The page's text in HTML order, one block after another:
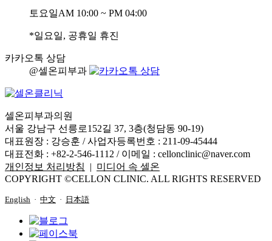
토요일AM 10:00 ~ PM 04:00
*일요일, 공휴일 휴진
카카오톡 상담
@셀온피부과
셀온피부과의원
서울 강남구 선릉로152길 37, 3층(청담동 90-19)
대표원장 : 강승훈 / 사업자등록번호 : 211-09-45444
대표전화 : +82-2-546-1112 / 이메일 : cellonclinic@naver.com
개인정보 처리방침
| 미디어 속 셀온
COPYRIGHT ©CELLON CLINIC. ALL RIGHTS RESERVED
English · 中文 · 日本語